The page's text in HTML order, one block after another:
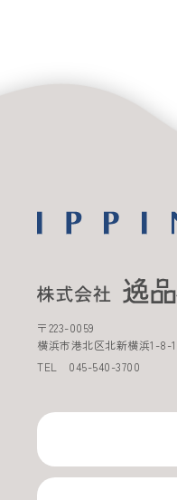
〒223-0059
横浜市港北区北新横浜1-8-1
TEL 045-540-3700